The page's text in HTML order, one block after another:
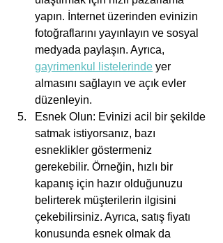
yapın. İnternet üzerinden evinizin
fotoğraflarını yayınlayın ve sosyal
medyada paylaşın. Ayrıca,
gayrimenkul listelerinde yer
almasını sağlayın ve açık evler
düzenleyin.
Esnek Olun: Evinizi acil bir şekilde
satmak istiyorsanız, bazı
esneklikler göstermeniz
gerekebilir. Örneğin, hızlı bir
kapanış için hazır olduğunuzu
belirterek müşterilerin ilgisini
çekebilirsiniz. Ayrıca, satış fiyatı
konusunda esnek olmak da